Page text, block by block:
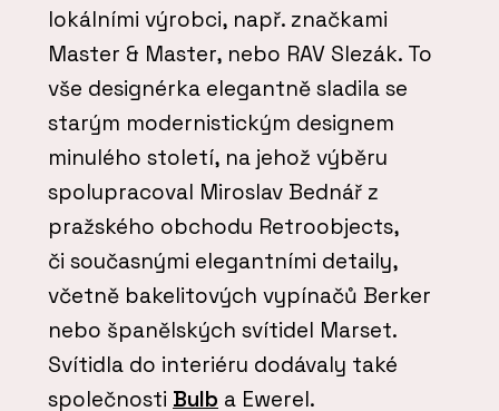
lokálními výrobci, např. značkami
Master & Master, nebo RAV Slezák. To
vše designérka elegantně sladila se
starým modernistickým designem
minulého století, na jehož výběru
spolupracoval Miroslav Bednář z
pražského obchodu Retroobjects,
či současnými elegantními detaily,
včetně bakelitových vypínačů Berker
nebo španělských svítidel Marset.
Svítidla do interiéru dodávaly také
společnosti Bulb a Ewerel.